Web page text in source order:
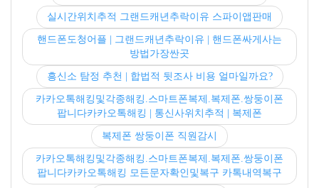
실시간위치추적 그랜드캐년추락이유 스파이앱판매
핸드폰도청어플 | 그랜드캐년추락이유 | 핸드폰싸게사는
방법가장싼곳
흥신소 탐정 추천 | 합법적 뒷조사 비용 얼마일까요?
카카오톡해킹및각종해킹.스마트폰복제.복제폰.쌍둥이폰
팝니다카카오톡해킹 | 통신사위치추적 | 복제폰
복제폰 쌍둥이폰 직원감시
카카오톡해킹및각종해킹.스마트폰복제.복제폰.쌍둥이폰
팝니다카카오톡해킹 모든문자확인및복구 카톡내역복구